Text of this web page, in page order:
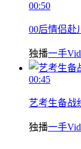
00:50
00后情侣赴
独播一手
00:45
艺考生备战
独播一手